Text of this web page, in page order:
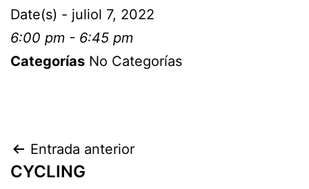
Date(s) - juliol 7, 2022
6:00 pm - 6:45 pm
Categorías No Categorías
Entrada anterior
CYCLING